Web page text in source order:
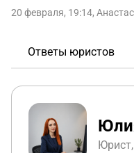
20 февраля, 19:14,
Ответы юристов